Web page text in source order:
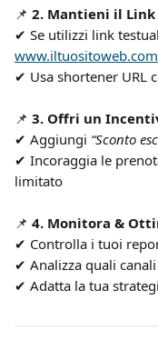
📌 2. Mantieni il Link
✔ Se utilizzi link
✔ Usa shortener URL
📌 3. Offri un
✔ Aggiungi “Sconto
✔ Incoraggia le
limitato
📌 4. Monitora &
✔ Controlla i tuoi
✔ Analizza quali
✔ Adatta la tua